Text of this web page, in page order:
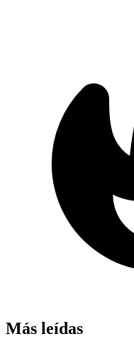
Más leídas